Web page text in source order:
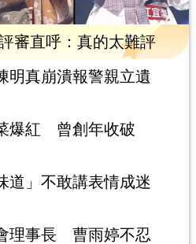
審直呼：真的太難評
真崩潰報警親立遺
爆紅 曾創年收破
道」不敢講表情成迷
理事長 曹雨婷不忍